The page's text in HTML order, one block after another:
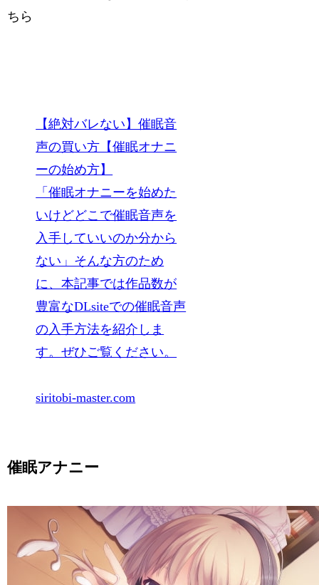
ちら
【絶対バレない】催眠音
声の買い方【催眠オナニ
ーの始め方】
「催眠オナニーを始めた
いけどどこで催眠音声を
入手していいのか分から
ない」そんな方のため
に、本記事では作品数が
豊富なDLsiteでの催眠音声
の入手方法を紹介しま
す。ぜひご覧ください。
siritobi-master.com
催眠アナニー